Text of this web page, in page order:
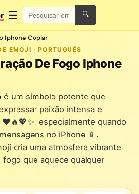
☰ 🔍
Iphone Copiar
EMOJI · PORTUGUÊS
De Fogo Iphone
é um símbolo potente que
paixão intensa e
especialmente quando
no iPhone 📱.
cria uma atmosfera vibrante,
que aquece qualquer